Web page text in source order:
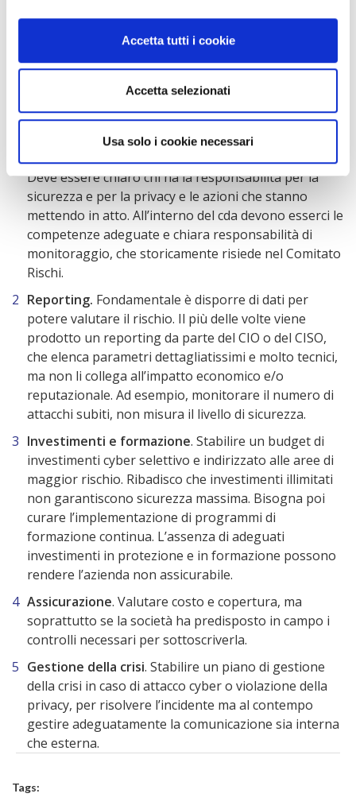
Accetta tutti i cookie
Accetta selezionati
Usa solo i cookie necessari
disponibilità finanziarie. Investimenti in cybersecurity
illimitati, non garantiscono una protezione massima.
Il ruolo del consiglio di amministrazione
Il board deve muoversi su diversi direttrici:
Responsabilità in azienda e competenze nel board.
Deve essere chiaro chi ha la responsabilità per la
sicurezza e per la privacy e le azioni che stanno
mettendo in atto. All’interno del cda devono esserci le
competenze adeguate e chiara responsabilità di
monitoraggio, che storicamente risiede nel Comitato
Rischi.
Reporting. Fondamentale è disporre di dati per
potere valutare il rischio. Il più delle volte viene
prodotto un reporting da parte del CIO o del CISO,
che elenca parametri dettagliatissimi e molto tecnici,
ma non li collega all’impatto economico e/o
reputazionale. Ad esempio, monitorare il numero di
attacchi subiti, non misura il livello di sicurezza.
Investimenti e formazione. Stabilire un budget di
investimenti cyber selettivo e indirizzato alle aree di
maggior rischio. Ribadisco che investimenti illimitati
non garantiscono sicurezza massima. Bisogna poi
curare l’implementazione di programmi di
formazione continua. L’assenza di adeguati
investimenti in protezione e in formazione possono
rendere l’azienda non assicurabile.
Assicurazione. Valutare costo e copertura, ma
soprattutto se la società ha predisposto in campo i
controlli necessari per sottoscriverla.
Gestione della crisi. Stabilire un piano di gestione
della crisi in caso di attacco cyber o violazione della
privacy, per risolvere l’incidente ma al contempo
gestire adeguatamente la comunicazione sia interna
che esterna.
Tags: